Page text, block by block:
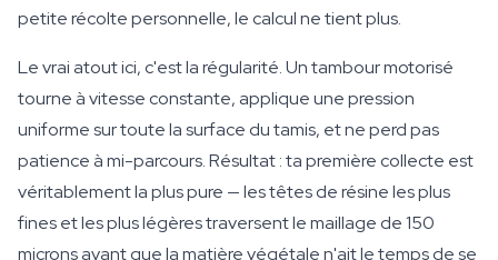
petite récolte personnelle, le calcul ne tient plus.
Le vrai atout ici, c'est la régularité. Un tambour motorisé
tourne à vitesse constante, applique une pression
uniforme sur toute la surface du tamis, et ne perd pas
patience à mi-parcours. Résultat : ta première collecte est
véritablement la plus pure — les têtes de résine les plus
fines et les plus légères traversent le maillage de 150
microns avant que la matière végétale n'ait le temps de se